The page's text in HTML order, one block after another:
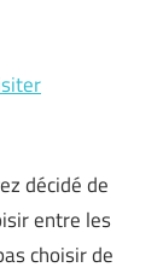
décidé de
entre les
choisir de